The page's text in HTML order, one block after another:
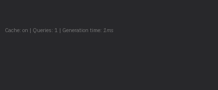
Cache: on | Queries: 1 | Generation time: 1ms